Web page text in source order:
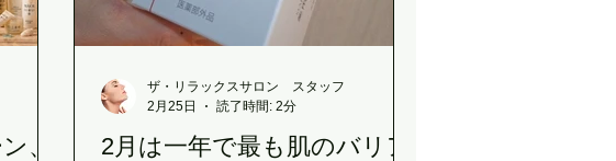
、
2月は一年で最も肌のバリア
ザ・リラックスサロン スタッフ
2月25日
読了時間: 2分